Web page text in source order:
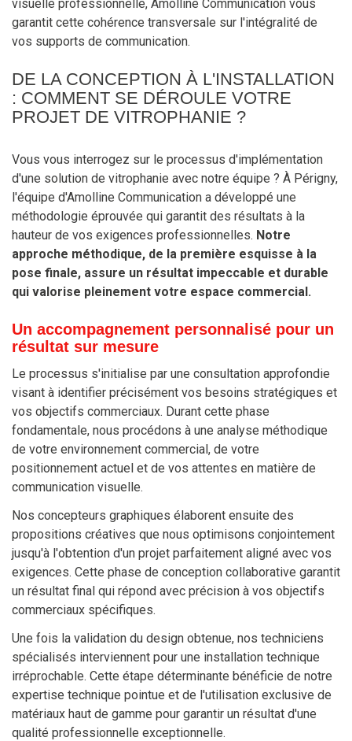
visuelle professionnelle, Amolline Communication vous
garantit cette cohérence transversale sur l'intégralité de
vos supports de communication.
DE LA CONCEPTION À L'INSTALLATION
: COMMENT SE DÉROULE VOTRE
PROJET DE VITROPHANIE ?
Vous vous interrogez sur le processus d'implémentation
d'une solution de vitrophanie avec notre équipe ? À Périgny,
l'équipe d'Amolline Communication a développé une
méthodologie éprouvée qui garantit des résultats à la
hauteur de vos exigences professionnelles. Notre
approche méthodique, de la première esquisse à la
pose finale, assure un résultat impeccable et durable
qui valorise pleinement votre espace commercial.
Un accompagnement personnalisé pour un
résultat sur mesure
Le processus s'initialise par une consultation approfondie
visant à identifier précisément vos besoins stratégiques et
vos objectifs commerciaux. Durant cette phase
fondamentale, nous procédons à une analyse méthodique
de votre environnement commercial, de votre
positionnement actuel et de vos attentes en matière de
communication visuelle.
Nos concepteurs graphiques élaborent ensuite des
propositions créatives que nous optimisons conjointement
jusqu'à l'obtention d'un projet parfaitement aligné avec vos
exigences. Cette phase de conception collaborative garantit
un résultat final qui répond avec précision à vos objectifs
commerciaux spécifiques.
Une fois la validation du design obtenue, nos techniciens
spécialisés interviennent pour une installation technique
irréprochable. Cette étape déterminante bénéficie de notre
expertise technique pointue et de l'utilisation exclusive de
matériaux haut de gamme pour garantir un résultat d'une
qualité professionnelle exceptionnelle.